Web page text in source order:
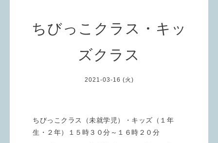
ちびっこクラス・キッ
ズクラス
2021-03-16 (火)
ちびっこクラス（未就学児）・キッズ（１年
生・２年）１５時３０分～１６時２０分